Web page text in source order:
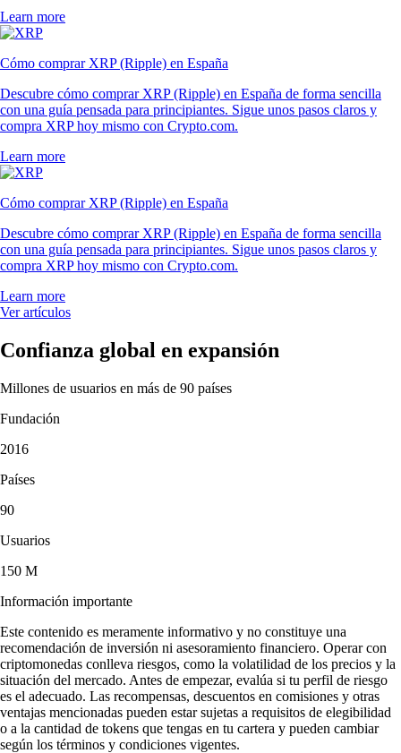
Learn more
Cómo comprar XRP (Ripple) en España
Descubre cómo comprar XRP (Ripple) en España de forma sencilla
con una guía pensada para principiantes. Sigue unos pasos claros y
compra XRP hoy mismo con Crypto.com.
Learn more
Cómo comprar XRP (Ripple) en España
Descubre cómo comprar XRP (Ripple) en España de forma sencilla
con una guía pensada para principiantes. Sigue unos pasos claros y
compra XRP hoy mismo con Crypto.com.
Learn more
Ver artículos
Confianza global en expansión
Millones de usuarios en más de 90 países
Fundación
2016
Países
90
Usuarios
150 M
Información importante
Este contenido es meramente informativo y no constituye una
recomendación de inversión ni asesoramiento financiero. Operar con
criptomonedas conlleva riesgos, como la volatilidad de los precios y la
situación del mercado. Antes de empezar, evalúa si tu perfil de riesgo
es el adecuado. Las recompensas, descuentos en comisiones y otras
ventajas mencionadas pueden estar sujetas a requisitos de elegibilidad
o a la cantidad de tokens que tengas en tu cartera y pueden cambiar
según los términos y condiciones vigentes.